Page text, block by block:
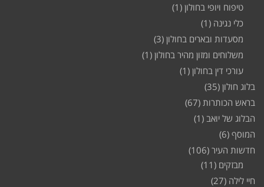
טיפוח ויופי בחולון (1)
כלי נגינה (1)
מסעדות ובארים בחולון (3)
משלוחים ומזון מהיר בחולון (1)
עורכי דין בחולון (1)
בלוג חולון (35)
בראש הכותרות (67)
הבלוג של יואב (1)
המוסף (6)
חדשות העיר (106)
מבזקים (11)
חיי לילה (27)